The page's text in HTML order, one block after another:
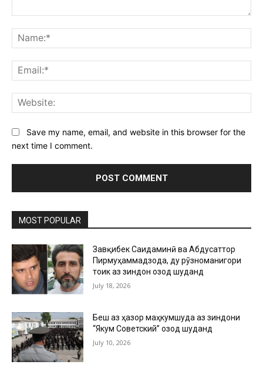
Save my name, email, and website in this browser for the
next time I comment.
MOST POPULAR
Завқибек Саидаминӣ ва Абдусаттор
Пирмуҳаммадзода, ду рӯзноманигори
тоҷик аз зиндон озод шуданд
July 18, 2026
Беш аз ҳазор маҳкумшуда аз зиндони
“Якум Советский” озод шуданд
July 10, 2026